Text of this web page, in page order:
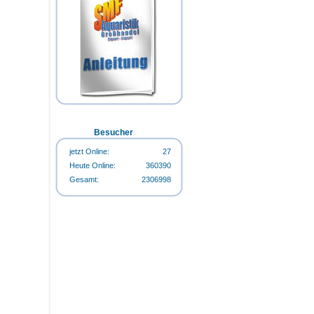
Happy-Life HappyStart 500ml-
Flasche
Happy-Life HappyCarbo 500ml-
Flasche
Happy-Life Algin Regular 500ml-
Besucher
jetzt Online:
27
Heute Online:
360390
Gesamt:
2306998